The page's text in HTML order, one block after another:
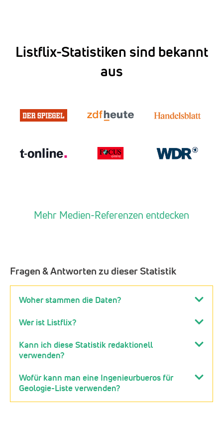
Listflix-Statistiken sind bekannt
aus
Mehr Medien-Referenzen entdecken
Fragen & Antworten zu dieser Statistik
Woher stammen die Daten?
Wer ist Listflix?
Kann ich diese Statistik redaktionell
verwenden?
Wofür kann man eine Ingenieurbueros für
Geologie-Liste verwenden?